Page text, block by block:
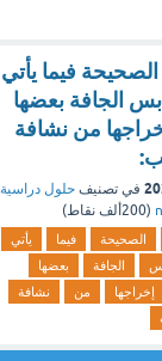
الصحيحة فيما يأتي
الجافة بعضها
من نشافة
في تصنيف حلول دراسية
(200ألف نقاط)
الصحيحة فيما
يأتي
الجافة
بعضها
إخراجها من
نشافة